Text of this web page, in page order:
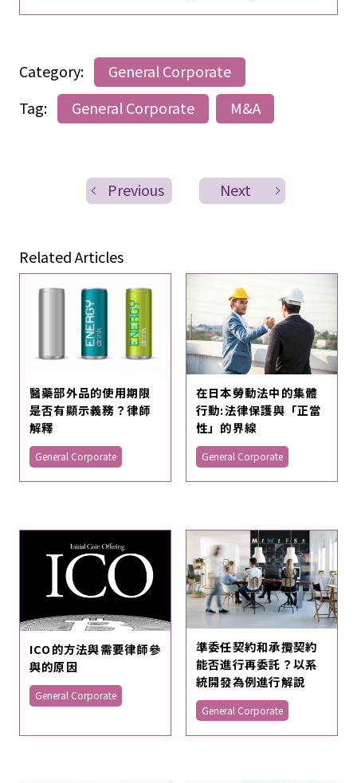
Category:
General Corporate
Tag:
General Corporate M&A
Previous Next
Related Articles
醫藥部外品的使用期限
是否有顯示義務？律師
解釋
General Corporate
在日本勞動法中的集體
行動:法律保護與「正當
性」的界線
General Corporate
ICO的方法與需要律師參
與的原因
General Corporate
準委任契約和承攬契約
能否進行再委託？以系
統開發為例進行解說
General Corporate